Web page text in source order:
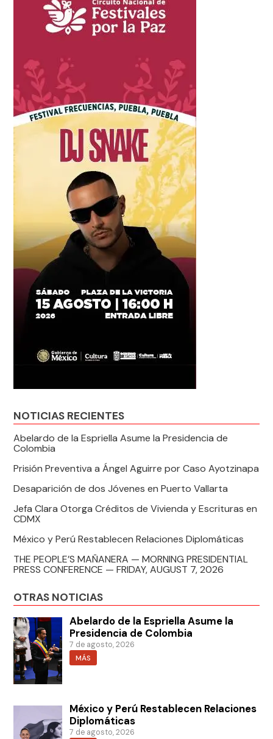
NOTICIAS RECIENTES
Abelardo de la Espriella Asume la Presidencia de
Colombia
Prisión Preventiva a Ángel Aguirre por Caso Ayotzinapa
Desaparición de dos Jóvenes en Puerto Vallarta
Jefa Clara Otorga Créditos de Vivienda y Escrituras en
CDMX
México y Perú Restablecen Relaciones Diplomáticas
THE PEOPLE’S MAÑANERA — MORNING PRESIDENTIAL
PRESS CONFERENCE — FRIDAY, AUGUST 7, 2026
OTRAS NOTICIAS
Abelardo de la Espriella Asume la
Presidencia de Colombia
7 de agosto, 2026
MÁS
México y Perú Restablecen Relaciones
Diplomáticas
7 de agosto, 2026